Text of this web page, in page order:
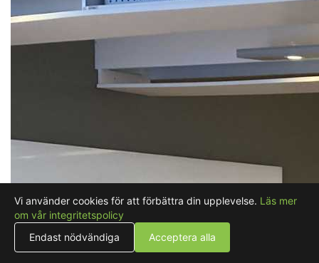
Vi använder cookies för att förbättra din upplevelse. Läs mer
om vår integritetspolicy
Endast nödvändiga
Acceptera alla